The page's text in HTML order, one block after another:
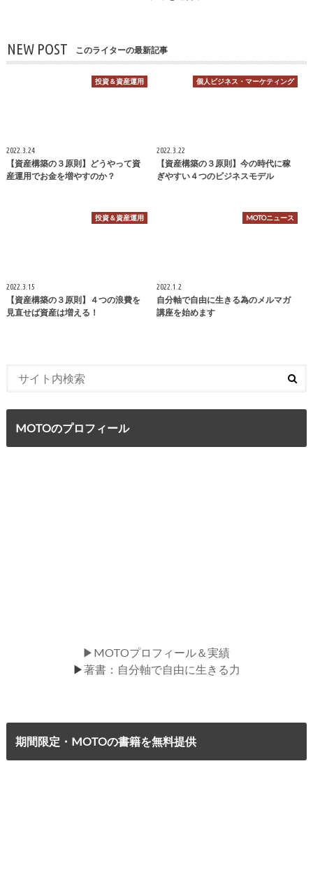
NEW POST このライターの最新記事
投資＆資産運用
2022.3.24
【資産構築の３原則】どうやって資
産運用でお金を増やすのか？
個人ビジネス・マーケティング
2022.3.22
【資産構築の３原則】今の時代に稼
ぎやすい４つのビジネスモデル
投資＆資産運用
2022.3.15
【資産構築の３原則】４つの浪費を
見直せば資産は増える！
MOTOニュース
2022.1.2
自分軸で自由に生きる為のメルマガ
講座を始めます
MOTOのプロフィール
▶MOTOプロフィール＆実績
▶著書：自分軸で自由に生きる力
期間限定・MOTOの書籍を無料提供